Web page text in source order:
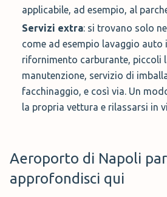
applicabile, ad esempio, al
Servizi extra: si trovano solo
come ad esempio lavaggio auto
rifornimento carburante, piccoli
manutenzione, servizio di
facchinaggio, e così via. Un
la propria vettura e rilassarsi in
Aeroporto di Napoli
approfondisci qui